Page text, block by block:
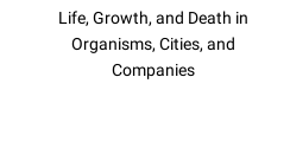
Life, Growth, and Death in
Organisms, Cities, and
Companies